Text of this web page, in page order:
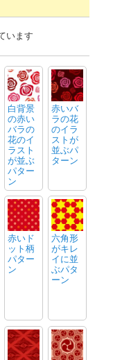
います
白背景
の赤い
バラの
花のイ
ラスト
が並ぶ
パター
ン
赤いバ
ラの花
のイラ
ストが
並ぶパ
ターン
赤いド
ット柄
パター
ン
六角形
がキレ
イに並
ぶパタ
ーン